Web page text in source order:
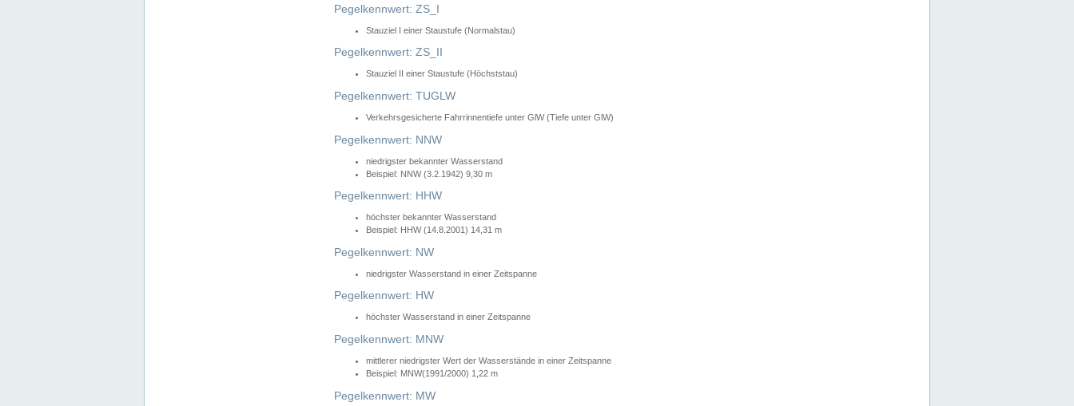
Pegelkennwert: ZS_I
Stauziel I einer Staustufe (Normalstau)
Pegelkennwert: ZS_II
Stauziel II einer Staustufe (Höchststau)
Pegelkennwert: TUGLW
Verkehrsgesicherte Fahrrinnentiefe unter GlW (Tiefe unter GlW)
Pegelkennwert: NNW
niedrigster bekannter Wasserstand
Beispiel: NNW (3.2.1942) 9,30 m
Pegelkennwert: HHW
höchster bekannter Wasserstand
Beispiel: HHW (14.8.2001) 14,31 m
Pegelkennwert: NW
niedrigster Wasserstand in einer Zeitspanne
Pegelkennwert: HW
höchster Wasserstand in einer Zeitspanne
Pegelkennwert: MNW
mittlerer niedrigster Wert der Wasserstände in einer Zeitspanne
Beispiel: MNW(1991/2000) 1,22 m
Pegelkennwert: MW